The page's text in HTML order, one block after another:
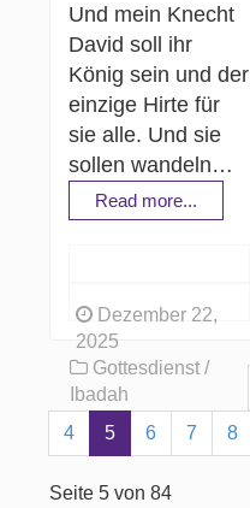
Und mein Knecht
David soll ihr
König sein und der
einzige Hirte für
sie alle. Und sie
sollen wandeln…
Read more...
Dezember 22,
2025
Gottesdienst /
Ibadah
4 5 6 7 8
Seite 5 von 84